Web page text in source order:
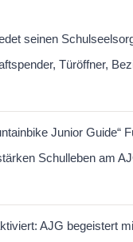
seinen
Türöffner,
Junior Guide“
Schulleben am
AJG begeistert